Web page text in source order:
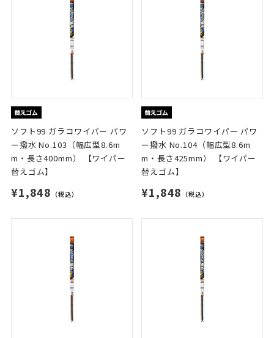
ソフト99 ガラコワイパー パワ
ー撥水 No.103（幅広型8.6m
m・長さ400mm） 【ワイパー
替えゴム】
¥1,848 （税込）
ソフト99 ガラコワイパー パワ
ー撥水 No.104（幅広型8.6m
m・長さ425mm） 【ワイパー
替えゴム】
¥1,848 （税込）